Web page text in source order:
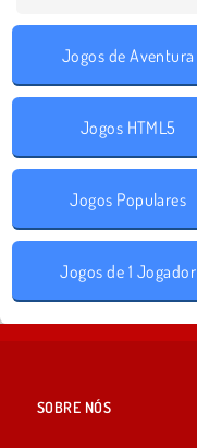
Jogos de Aventura
Jogos HTML5
Jogos Populares
Jogos de 1 Jogador
SOBRE NÓS